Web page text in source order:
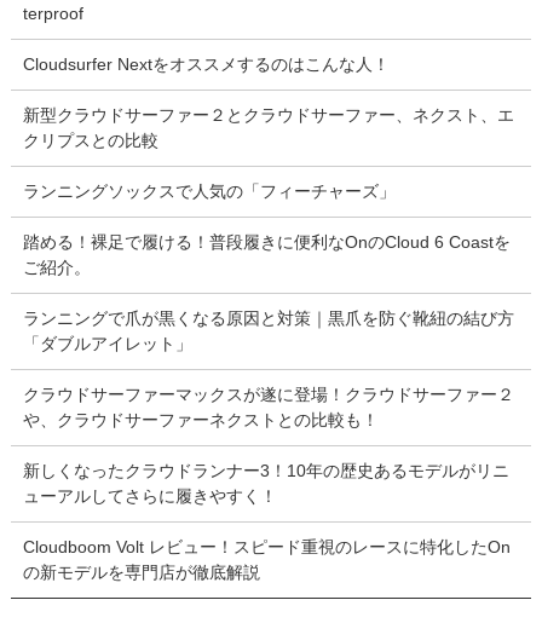
terproof
Cloudsurfer Nextをオススメするのはこんな人！
新型クラウドサーファー２とクラウドサーファー、ネクスト、エ
クリプスとの比較
ランニングソックスで人気の「フィーチャーズ」
踏める！裸足で履ける！普段履きに便利なOnのCloud 6 Coastを
ご紹介。
ランニングで爪が黒くなる原因と対策｜黒爪を防ぐ靴紐の結び方
「ダブルアイレット」
クラウドサーファーマックスが遂に登場！クラウドサーファー２
や、クラウドサーファーネクストとの比較も！
新しくなったクラウドランナー3！10年の歴史あるモデルがリニ
ューアルしてさらに履きやすく！
Cloudboom Volt レビュー！スピード重視のレースに特化したOn
の新モデルを専門店が徹底解説